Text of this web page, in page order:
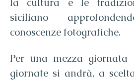
siciliano
conoscenze fotografiche.
Per una mezza
giornate si andrà, a